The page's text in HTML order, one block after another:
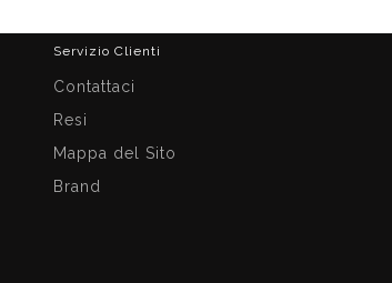
Servizio Clienti
Contattaci
Resi
Mappa del Sito
Brand